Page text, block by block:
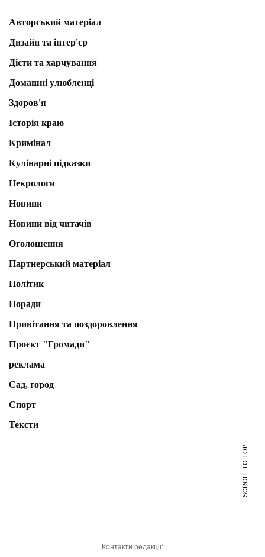
Авторський матеріал
Дизайн та інтер'єр
Дієти та харчування
Домашні улюбленці
Здоров'я
Історія краю
Кримінал
Кулінарні підказки
Некрологи
Новини
Новини від читачів
Оголошення
Партнерський матеріал
Політик
Поради
Привітання та поздоровлення
Проєкт "Громади"
реклама
Сад, город
Спорт
Тексти
SCROLL TO TOP
Контакти редакції: